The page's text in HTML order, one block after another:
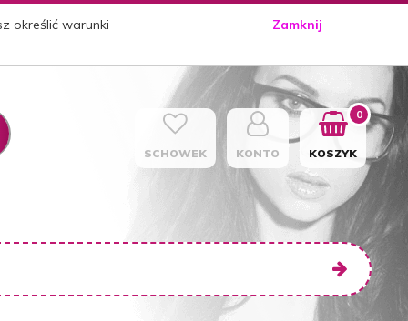
określić warunki
Zamknij
SCHOWEK KONTO KOSZYK
0